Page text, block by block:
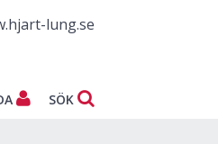
lung.se
SÖK